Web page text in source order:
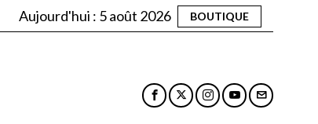
Aujourd'hui : 5 août 2026 BOUTIQUE